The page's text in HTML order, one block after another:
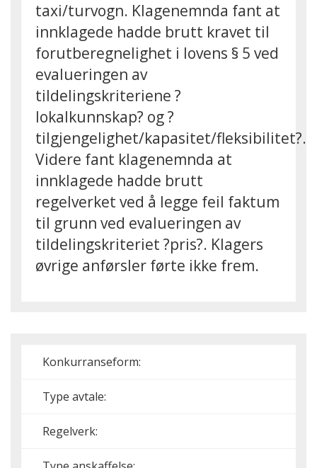
taxi/turvogn. Klagenemnda fant at
innklagede hadde brutt kravet til
forutberegnelighet i lovens § 5 ved
evalueringen av
tildelingskriteriene ?
lokalkunnskap? og ?
tilgjengelighet/kapasitet/fleksibilitet?.
Videre fant klagenemnda at
innklagede hadde brutt
regelverket ved å legge feil faktum
til grunn ved evalueringen av
tildelingskriteriet ?pris?. Klagers
øvrige anførsler førte ikke frem.
Konkurranseform:
Type avtale:
Regelverk: